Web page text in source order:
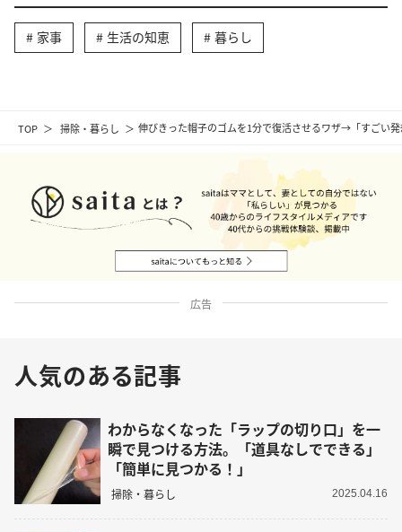
TOP 掃除・暮らし 伸びきった帽子のゴムを1分で復活させるワザ→「すごい
家事 生活の知恵 暮らし
広告
人気のある記事
わからなくなった「ラップの切り口」を一
瞬で見つける方法。「道具なしでできる」
「簡単に見つかる！」
掃除・暮らし 2025.04.16